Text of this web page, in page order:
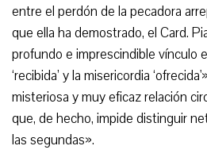
entre el perdón de la pecadora
que ella ha demostrado, el Card.
profundo e imprescindible vínculo
‘recibida’ y la misericordia
misteriosa y muy eficaz relación
que, de hecho, impide distinguir
las segundas».